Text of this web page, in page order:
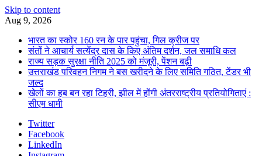
Skip to content
Aug 9, 2026
भारत का स्कोर 160 रन के पार पहुंचा, गिल क्रीज पर
संतों ने आचार्य सत्येंद्र दास के किए अंतिम दर्शन, जल समाधि कल
राज्य सड़क सुरक्षा नीति 2025 को मंजूरी, पेंशन बढ़ी
उत्तराखंड परिवहन निगम ने बस खरीदने के लिए समिति गठित, टेंडर भी
जल्द
खेलों का हब बन रहा टिहरी, झील में होंगी अंतरराष्ट्रीय प्रतियोगिताएं :
सीएम धामी
Twitter
Facebook
LinkedIn